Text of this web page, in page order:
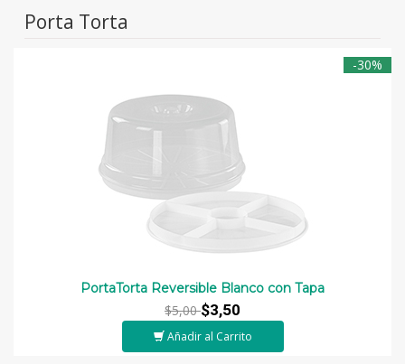
Porta Torta
-30%
PortaTorta Reversible Blanco con Tapa
$5,00$3,50
Añadir al Carrito